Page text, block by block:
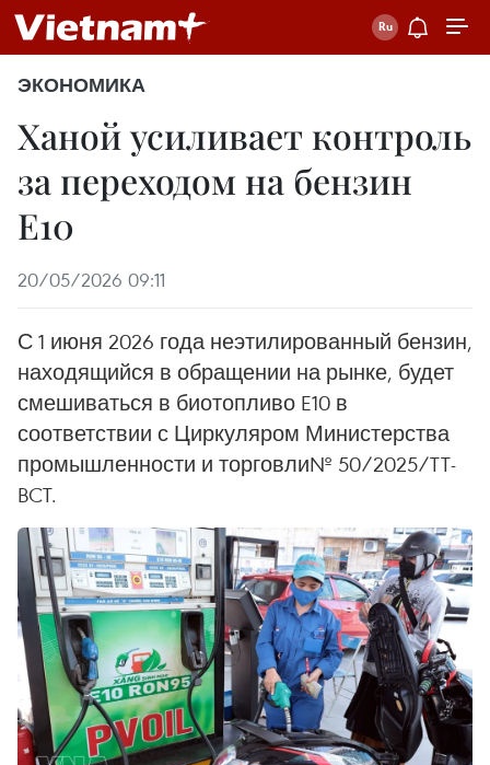
ЭКОНОМИКА
Ханой усиливает контроль
за переходом на бензин
E10
20/05/2026 09:11
С 1 июня 2026 года неэтилированный бензин,
находящийся в обращении на рынке, будет
смешиваться в биотопливо E10 в
соответствии с Циркуляром Министерства
промышленности и торговли№ 50/2025/TT-
BCT.